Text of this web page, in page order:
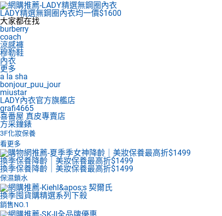
LADY精選無鋼圈內衣均一價$1600
大家都在找
burberry
coach
涼感褲
穆勒鞋
內衣
更多
a la sha
bonjour_puu_jour
miustar
LADY內衣官方旗艦店
grafi4665
喜番屋 真皮專賣店
方采鐘錶
3F化妝保養
看更多
換季保養降齡｜美妝保養最高折$1499
換季保養降齡｜美妝保養最高折$1499
保濕鎖水
換季囤貨購精選系列下殺
銷售NO.1